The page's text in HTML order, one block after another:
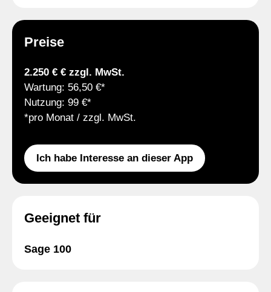
Preise
2.250 € € zzgl. MwSt.
Wartung: 56,50 €*
Nutzung: 99 €*
*pro Monat / zzgl. MwSt.
Ich habe Interesse an dieser App
Geeignet für
Sage 100